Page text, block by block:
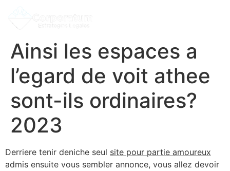
Ainsi les espaces a
l’egard de voit athee
sont-ils ordinaires?
2023
Derriere tenir deniche seul site pour partie amoureux
admis ensuite vous sembler annonce, vous allez devoir